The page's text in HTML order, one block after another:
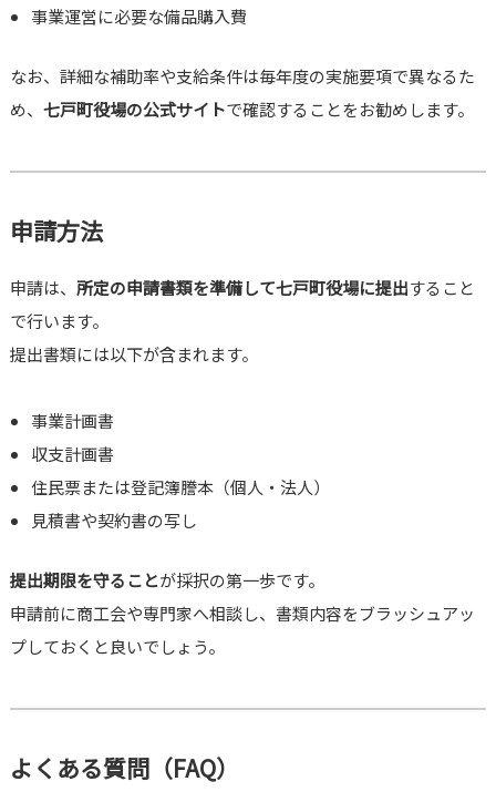
事業運営に必要な備品購入費
なお、詳細な補助率や支給条件は毎年度の実施要項で異なるた
め、 七戸町役場の公式サイトで確認することをお勧めします。
申請方法
申請は、 所定の申請書類を準備して七戸町役場に提出すること
で行います。
提出書類には以下が含まれます。
事業計画書
収支計画書
住民票または登記簿謄本（個人・法人）
見積書や契約書の写し
提出期限を守ることが採択の第一歩です。
申請前に商工会や専門家へ相談し、書類内容をブラッシュアッ
プしておくと良いでしょう。
よくある質問（FAQ）